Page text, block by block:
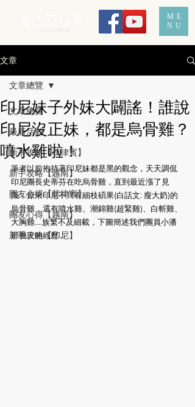
ME
NU
文章
文章總覽
最新活動
新手攻略【菲律賓】
新手攻略【越南】
團友心得【菲律賓】
團友心得【越南】
新手攻略【印尼】
文章總覽
印尼妹子外妹大闢謠！誰說
印尼沒正妹，都是烏骨雞？
噴水雞啦！
筆者以前抱持著印尼妹都是黑的觀念，天天調侃
印尼團長史蒂芬在吃烏骨雞，直到最近漲了見
識，原來印尼不只有細枝碩果(白話文: 瘦大奶)的
烏骨雞，還有噴水雞、潮錦雞(超緊雞)、白斬雞、
大胸雞....族繁不及細載，下圖簡述我們團員小潘
那幾天的經歷...